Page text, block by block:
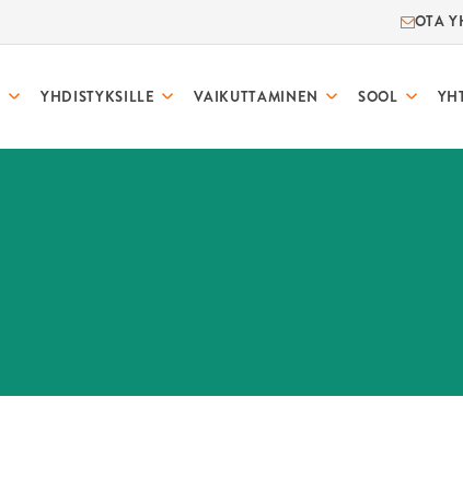
OTA
YHDISTYKSILLE VAIKUTTAMINEN SOOL